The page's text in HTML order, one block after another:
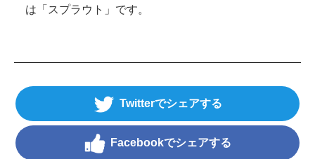
は「スプラウト」です。
Twitter
Facebook